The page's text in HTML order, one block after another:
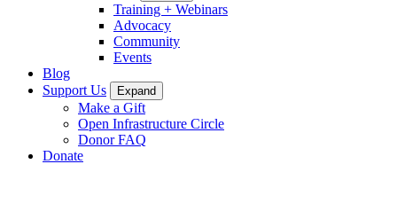
Training + Webinars
Advocacy
Community
Events
Blog
Support Us
Expand
Make a Gift
Open Infrastructure Circle
Donor FAQ
Donate